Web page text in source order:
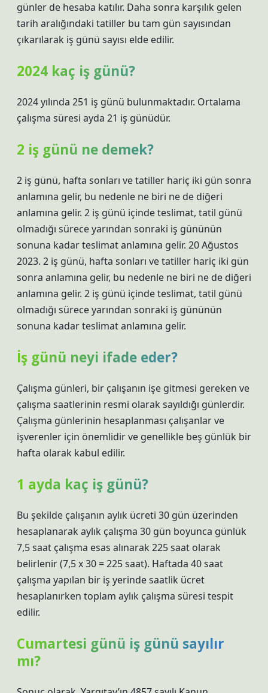
günler de hesaba katılır. Daha sonra karşılık gelen
tarih aralığındaki tatiller bu tam gün sayısından
çıkarılarak iş günü sayısı elde edilir.
2024 kaç iş günü?
2024 yılında 251 iş günü bulunmaktadır. Ortalama
çalışma süresi ayda 21 iş günüdür.
2 iş günü ne demek?
2 iş günü, hafta sonları ve tatiller hariç iki gün sonra
anlamına gelir, bu nedenle ne biri ne de diğeri
anlamına gelir. 2 iş günü içinde teslimat, tatil günü
olmadığı sürece yarından sonraki iş gününün
sonuna kadar teslimat anlamına gelir. 20 Ağustos
2023. 2 iş günü, hafta sonları ve tatiller hariç iki gün
sonra anlamına gelir, bu nedenle ne biri ne de diğeri
anlamına gelir. 2 iş günü içinde teslimat, tatil günü
olmadığı sürece yarından sonraki iş gününün
sonuna kadar teslimat anlamına gelir.
İş günü neyi ifade eder?
Çalışma günleri, bir çalışanın işe gitmesi gereken ve
çalışma saatlerinin resmi olarak sayıldığı günlerdir.
Çalışma günlerinin hesaplanması çalışanlar ve
işverenler için önemlidir ve genellikle beş günlük bir
hafta olarak kabul edilir.
1 ayda kaç iş günü?
Bu şekilde çalışanın aylık ücreti 30 gün üzerinden
hesaplanarak aylık çalışma 30 gün boyunca günlük
7,5 saat çalışma esas alınarak 225 saat olarak
belirlenir (7,5 x 30 = 225 saat). Haftada 40 saat
çalışma yapılan bir iş yerinde saatlik ücret
hesaplanırken toplam aylık çalışma süresi tespit
edilir.
Cumartesi günü iş günü sayılır
mı?